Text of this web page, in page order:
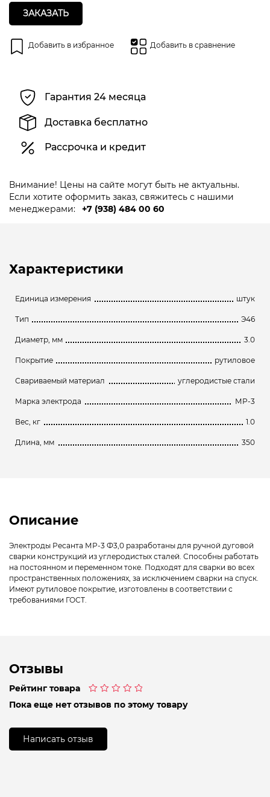
ЗАКАЗАТЬ
Добавить в избранное Добавить в сравнение
Гарантия 24 месяца
Доставка бесплатно
Рассрочка и кредит
Внимание! Цены на сайте могут быть не актуальны.
Если хотите оформить заказ, свяжитесь с нашими
менеджерами:
+7 (938) 484 00 60
Характеристики
Единица измерения штук
Тип Э46
Диаметр, мм 3.0
Покрытие рутиловое
Свариваемый материал углеродистые стали
Марка электрода МР-3
Вес, кг 1.0
Длина, мм 350
Описание
Электроды Ресанта МР-3 Ф3,0 разработаны для ручной дуговой
сварки конструкций из углеродистых сталей. Способны работать
на постоянном и переменном токе. Подходят для сварки во всех
пространственных положениях, за исключением сварки на спуск.
Имеют рутиловое покрытие, изготовлены в соответствии с
требованиями ГОСТ.
Отзывы
Рейтинг товара
0
Пока еще нет отзывов по этому товару
Написать отзыв